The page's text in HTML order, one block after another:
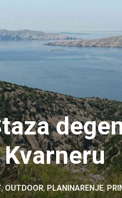
,OUTDOOR,PLANINARENJE,